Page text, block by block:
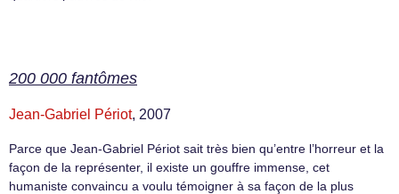
200 000 fantômes
Jean-Gabriel Périot, 2007
Parce que Jean-Gabriel Périot sait très bien qu’entre l’horreur et la
façon de la représenter, il existe un gouffre immense, cet
humaniste convaincu a voulu témoigner à sa façon de la plus